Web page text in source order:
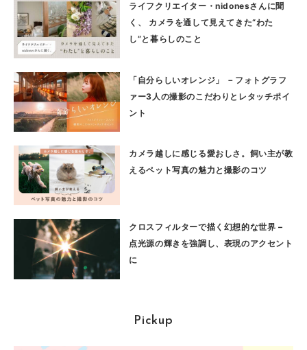
ライフクリエイター・nidonesさんに聞
く、 カメラを通して見えてきた“わた
し”と暮らしのこと
「自分らしいオレンジ」 －フォトグラフ
ァー3人の撮影のこだわりとレタッチポイ
ント
カメラ越しに感じる愛おしさ。飼い主が教
えるペット写真の魅力と撮影のコツ
クロスフィルターで描く幻想的な世界 –
点光源の輝きを強調し、表現のアクセント
に
Pickup